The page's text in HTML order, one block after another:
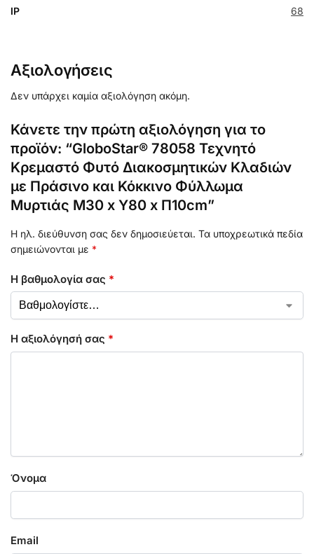
IP 68
Αξιολογήσεις
Δεν υπάρχει καμία αξιολόγηση ακόμη.
Κάνετε την πρώτη αξιολόγηση για το
προϊόν: “GloboStar® 78058 Τεχνητό
Κρεμαστό Φυτό Διακοσμητικών Κλαδιών
με Πράσινο και Κόκκινο Φύλλωμα
Μυρτιάς Μ30 x Y80 x Π10cm”
Η ηλ. διεύθυνση σας δεν δημοσιεύεται. Τα υποχρεωτικά πεδία
σημειώνονται με *
Η βαθμολογία σας *
Η αξιολόγησή σας *
Όνομα
Email